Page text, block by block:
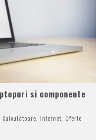
si componente
Calculatoare, Internet, Oferte